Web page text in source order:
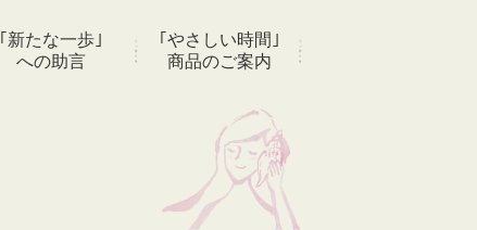
｢新たな一歩｣
への助言
｢やさしい時間｣
商品のご案内